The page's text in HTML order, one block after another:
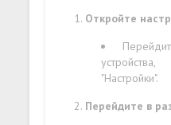
Откройте
"Настройки".
Перейдите в